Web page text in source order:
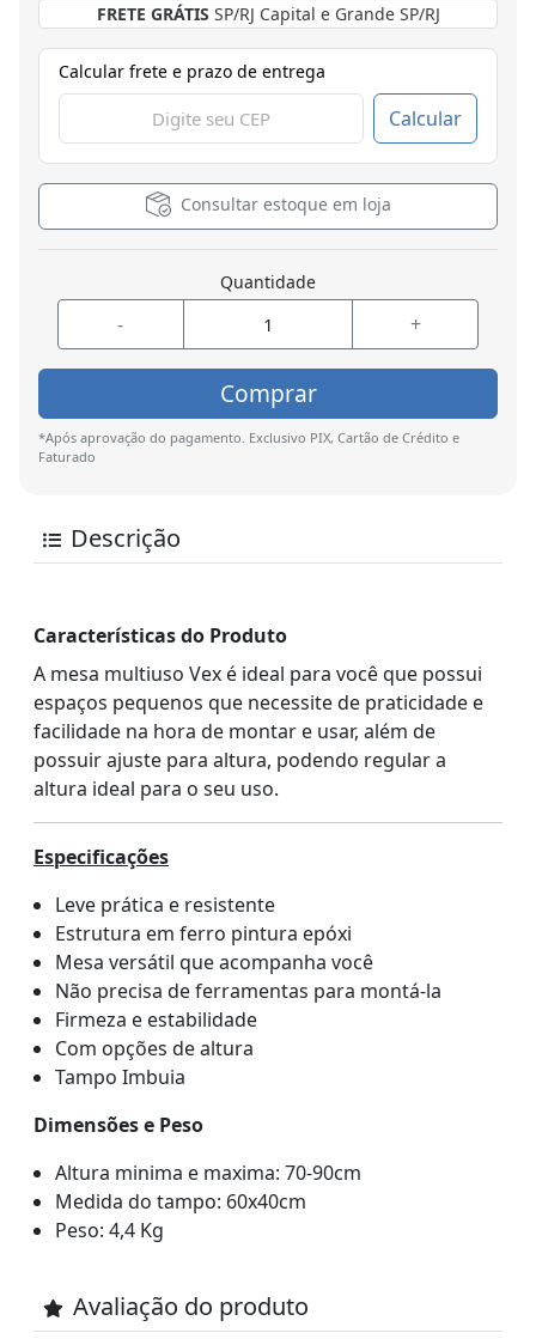
FRETE GRÁTIS SP/RJ Capital e Grande SP/RJ
Calcular frete e prazo de entrega
Calcular
Consultar estoque em loja
Quantidade
- +
Comprar
*Após aprovação do pagamento. Exclusivo PIX, Cartão de Crédito e
Faturado
Descrição
Características do Produto
A mesa multiuso Vex é ideal para você que possui
espaços pequenos que necessite de praticidade e
facilidade na hora de montar e usar, além de
possuir ajuste para altura, podendo regular a
altura ideal para o seu uso.
Especificações
Leve prática e resistente
Estrutura em ferro pintura epóxi
Mesa versátil que acompanha você
Não precisa de ferramentas para montá-la
Firmeza e estabilidade
Com opções de altura
Tampo Imbuia
Dimensões e Peso
Altura minima e maxima: 70-90cm
Medida do tampo: 60x40cm
Peso: 4,4 Kg
Avaliação do produto